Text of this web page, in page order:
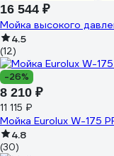
16 544 ₽
Мойка высокого
4.5
(12)
-26%
8 210 ₽
11 115 ₽
Мойка Eurolux W-175
4.8
(30)